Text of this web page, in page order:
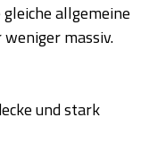
allgemeine
massiv.
und stark